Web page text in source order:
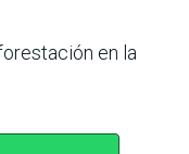
en la